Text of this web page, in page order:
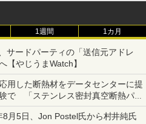
1週間 1カ月
サードパーティの「送信元アドレ
【やじうまWatch】
用した断熱材をデータセンターに提
で 「ステンレス密封真空断熱パネ
月5日、Jon Postel氏から村井純氏